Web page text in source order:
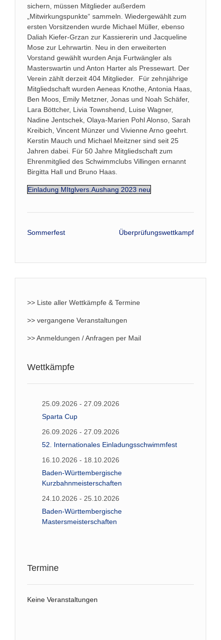
sichern, müssen Mitglieder außerdem
„Mitwirkungspunkte“ sammeln. Wiedergewählt zum
ersten Vorsitzenden wurde Michael Müller, ebenso
Daliah Kiefer-Grzan zur Kassiererin und Jacqueline
Mose zur Lehrwartin. Neu in den erweiterten
Vorstand gewählt wurden Anja Furtwängler als
Masterswartin und Anton Harter als Pressewart. Der
Verein zählt derzeit 404 Mitglieder. Für zehnjährige
Mitgliedschaft wurden Aeneas Knothe, Antonia Haas,
Ben Moos, Emily Metzner, Jonas und Noah Schäfer,
Lara Böttcher, Livia Townshend, Luise Wagner,
Nadine Jentschek, Olaya-Marien Pohl Alonso, Sarah
Kreibich, Vincent Münzer und Vivienne Arno geehrt.
Kerstin Mauch und Michael Meitzner sind seit 25
Jahren dabei. Für 50 Jahre Mitgliedschaft zum
Ehrenmitglied des Schwimmclubs Villingen ernannt
Birgitta Hall und Bruno Haas.
Einladung MItglvers.Aushang 2023 neu
Beitrags-
Sommerfest Überprüfungswettkampf
>> Liste aller Wettkämpfe & Termine
>> vergangene Veranstaltungen
>> Anmeldungen / Anfragen per Mail
Wettkämpfe
25.09.2026 - 27.09.2026
Sparta Cup
26.09.2026 - 27.09.2026
52. Internationales Einladungsschwimmfest
16.10.2026 - 18.10.2026
Baden-Württembergische
Kurzbahnmeisterschaften
24.10.2026 - 25.10.2026
Baden-Württembergische
Mastersmeisterschaften
Termine
Keine Veranstaltungen